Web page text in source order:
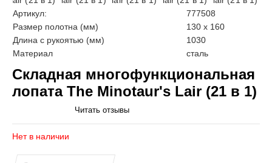
Артикул:
777508
Размер полотна (мм)
130 х 160
Длина с рукоятью (мм)
1030
Материал
сталь
Складная многофункциональная
лопата The Minotaur's Lair (21 в 1)
Читать отзывы
Нет в наличии